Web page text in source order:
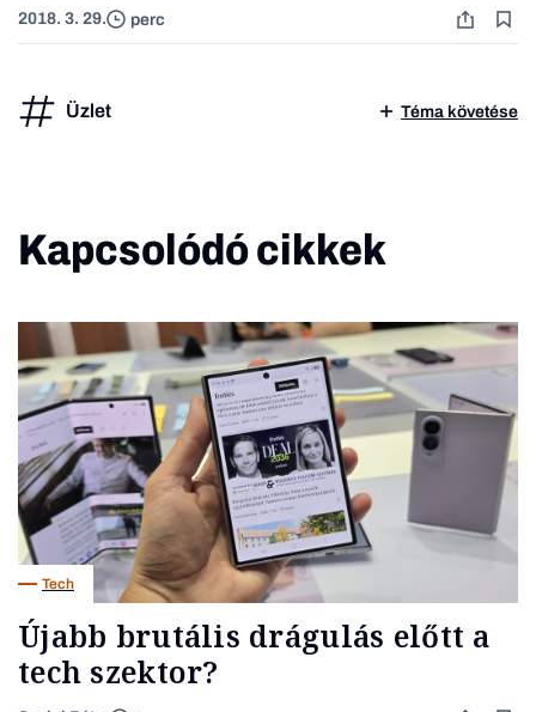
2018. 3. 29. perc
Üzlet Téma követése
Kapcsolódó cikkek
Tech
Újabb brutális drágulás előtt a
tech szektor?